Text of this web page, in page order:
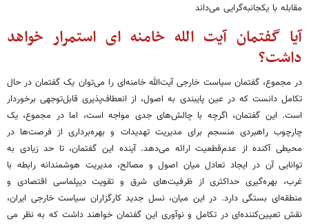
مقابله با یکجانبه‌گرایی می‌داند
آیا گفتمان آیت الله خامنه ای استمرار خواهد
داشت؟
در مجموع، گفتمان سیاست خارجی آیت‌الله خامنه‌ای را می‌توان یک گفتمان در حال
تکامل دانست که در عین پایبندی به اصول، از انعطاف‌پذیری قابل‌توجهی برخوردار
است. این گفتمان، اگرچه با چالش‌های جدی مواجه است، اما در مجموع، یک
چارچوب راهبردی منسجم برای مدیریت تهدیدات و بهره‌برداری از فرصت‌ها در
محیطی آکنده از عدم‌قطعیت ارائه می‌دهد. آینده این گفتمان، تا حد زیادی به
توانایی آن در ایجاد تعادل میان اصول و مصالح، مدیریت هوشمندانه رابطه با
غرب، بهره‌گیری حداکثری از ظرفیت‌های شرق و تقویت دیپلماسی اقتصادی و
منطقه‌ای بستگی دارد. در این میان، نسل جدید کارگزاران سیاست خارجی ایران،
نقش تعیین‌کننده‌ای در تکامل و نوآوری این گفتمان خواهند داشت که به نظر می